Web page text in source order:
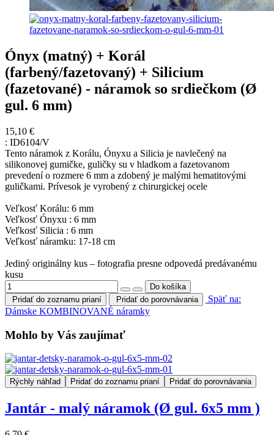
Ónyx (matný) + Korál
(farbený/fazetovaný) + Silicium
(fazetované) - náramok so srdiečkom (Ø
gul. 6 mm)
15,10 €
: ID6104/V
Tento náramok z Korálu, Ónyxu a Silicia je navlečený na
silikonovej gumičke, guličky su v hladkom a fazetovanom
prevedení o rozmere 6 mm a zdobený je malými hematitovými
guličkami. Prívesok je vyrobený z chirurgickej ocele
Veľkosť Korálu: 6 mm
Veľkosť Ónyxu : 6 mm
Veľkosť Silicia : 6 mm
Veľkosť náramku: 17-18 cm
Jediný originálny kus – fotografia presne odpovedá predávanému
kusu
Pridať do zoznamu prianí Pridať do porovnávania
Späť na:
Dámske KOMBINOVANÉ náramky
Mohlo by Vás zaujímať
Rýchly náhľad Pridať do zoznamu prianí Pridať do porovnávania
Jantár - malý náramok (Ø gul. 6x5 mm )